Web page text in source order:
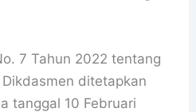
7 Tahun 2022 tentang
ditetapkan
tanggal 10 Februari